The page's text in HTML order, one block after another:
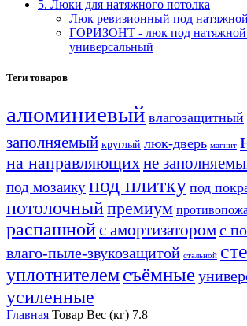
5. Люки для натяжного потолка
Люк ревизионный под
ГОРИЗОНТ - люк под натяжной
универсальный
Теги товаров
алюминиевый влагозащитный
заполняемый круглый люк-дверь магнит
на направляющихне
под мозаикупод плитку под
потолочныйпремиум
распашнойс амортизаторомс
влаго-пыле-звукозащитой стальной
уплотнителемсъёмные
усиленные
Главная Товар Вес (кг) 7.8